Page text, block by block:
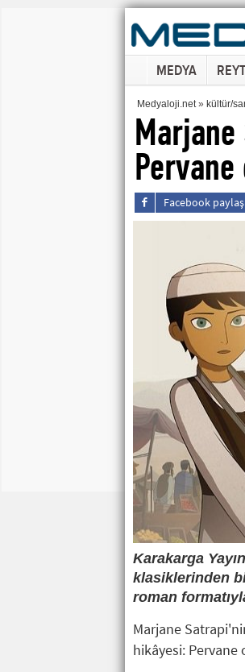
MEDYA
Medyaloji.net» kültür/
Facebook paylaş
Karakarga
klasiklerinden
roman
Marjane
hikâyesi: